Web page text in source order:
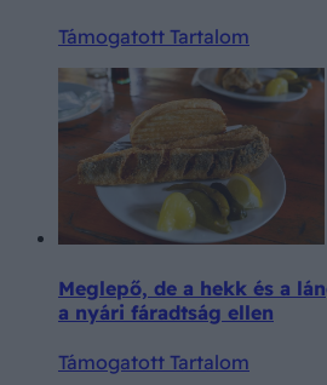
Támogatott Tartalom
Meglepő, de a hekk és a
a nyári fáradtság ellen
Támogatott Tartalom